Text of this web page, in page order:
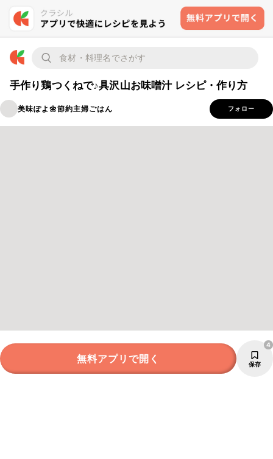
手作り鶏つくねで♪具沢山お味噌汁 レシピ・作り方
美味ぽよ🌼節約主婦ごはん フォロー
無料アプリで開く 保存
4